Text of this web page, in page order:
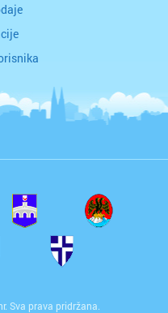
Sva prava pridržana.